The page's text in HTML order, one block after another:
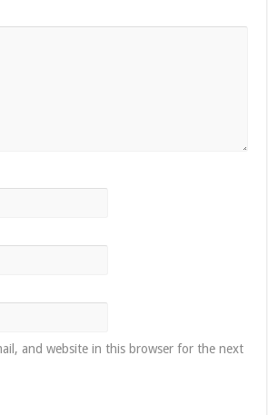
and website in this browser for the next